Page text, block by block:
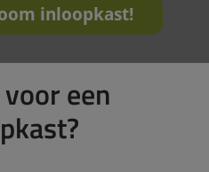
inloopkast!
een